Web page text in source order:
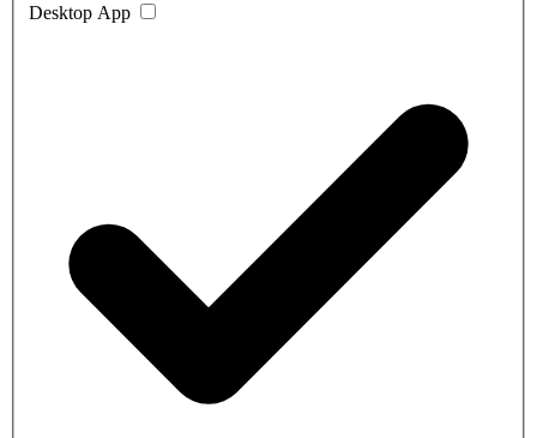
Desktop App